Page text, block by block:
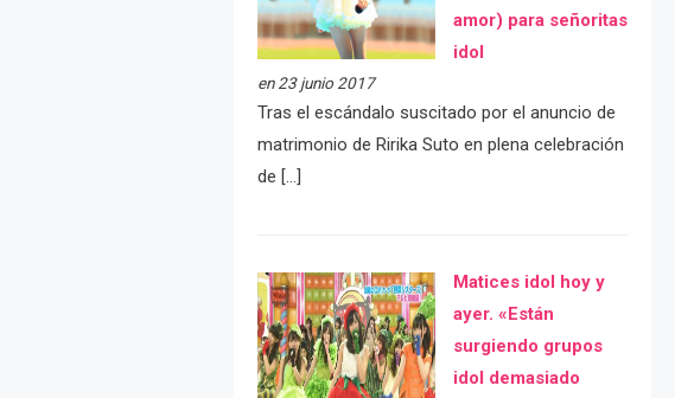
amor) para señoritas
idol
en 23 junio 2017
Tras el escándalo suscitado por el anuncio de
matrimonio de Ririka Suto en plena celebración
de […]
Matices idol hoy y
ayer. «Están
surgiendo grupos
idol demasiado